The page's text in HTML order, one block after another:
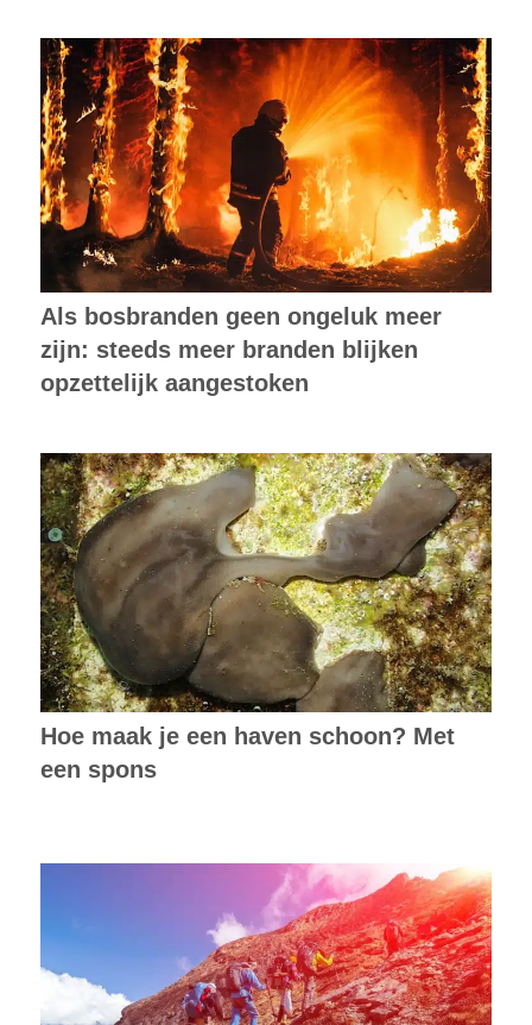
Als bosbranden geen ongeluk meer
zijn: steeds meer branden blijken
opzettelijk aangestoken
Hoe maak je een haven schoon? Met
een spons